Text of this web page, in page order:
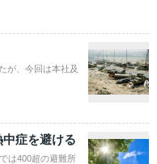
が、今回は本社及
症を避ける
は400超の避難所